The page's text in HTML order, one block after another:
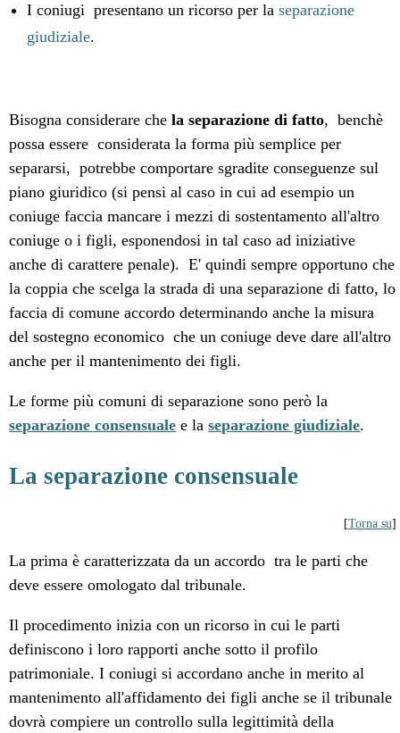
I coniugi presentano un ricorso per laseparazione
giudiziale.
Bisogna considerare chela separazione di fatto, benchè
possa essere considerata la forma più semplice per
separarsi, potrebbe comportare sgradite conseguenze sul
piano giuridico (si pensi al caso in cui ad esempio un
coniuge faccia mancare i mezzi di sostentamento all'altro
coniuge o i figli, esponendosi in tal caso ad iniziative
anche di carattere penale). E' quindi sempre opportuno che
la coppia che scelga la strada di una separazione di fatto, lo
faccia di comune accordo determinando anche la misura
del sostegno economico che un coniuge deve dare all'altro
anche per il mantenimento dei figli.
Le forme più comuni di separazione sono però la
separazione consensuale e laseparazione giudiziale.
La separazione consensuale
[Torna su]
La prima è caratterizzata da un accordo tra le parti che
deve essere omologato dal tribunale.
Il procedimento inizia con un ricorso in cui le parti
definiscono i loro rapporti anche sotto il profilo
patrimoniale. I coniugi si accordano anche in merito al
mantenimento all'affidamento dei figli anche se il tribunale
dovrà compiere un controllo sulla legittimità della